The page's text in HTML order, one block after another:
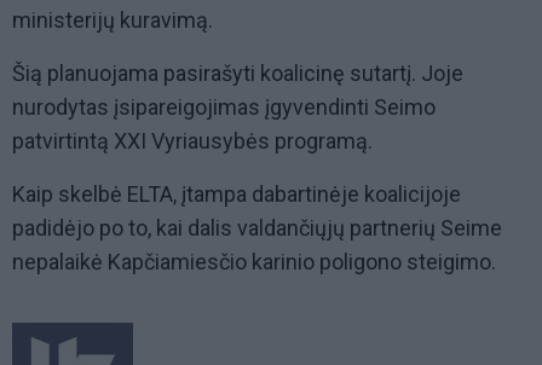
ministerijų kuravimą.
Šią planuojama pasirašyti koalicinę sutartį. Joje
nurodytas įsipareigojimas įgyvendinti Seimo
patvirtintą XXI Vyriausybės programą.
Kaip skelbė ELTA, įtampa dabartinėje koalicijoje
padidėjo po to, kai dalis valdančiųjų partnerių Seime
nepalaikė Kapčiamiesčio karinio poligono steigimo.